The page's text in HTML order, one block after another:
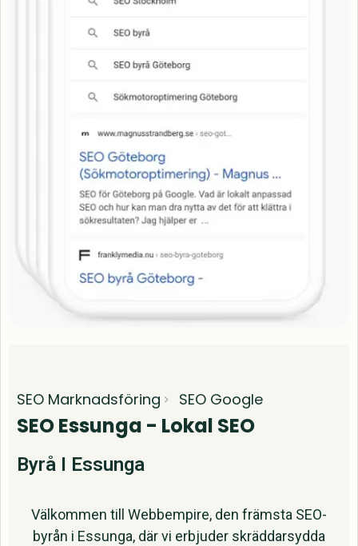
SEO Marknadsföring SEO Google
SEO Essunga - Lokal SEO
Byrå I Essunga
Välkommen till Webbempire, den främsta SEO-
byrån i Essunga, där vi erbjuder skräddarsydda